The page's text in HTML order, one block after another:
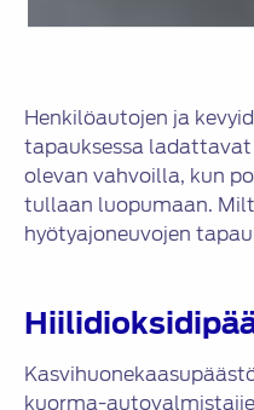
Henkilöautojen ja
tapauksessa
olevan vahvoilla, kun
tullaan luopumaan.
hyötyajoneuvojen
kuorma-